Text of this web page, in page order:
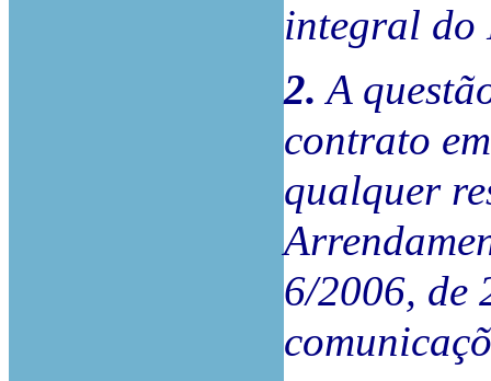
integral do
2. A
contrato
qualquer
6/2006, de